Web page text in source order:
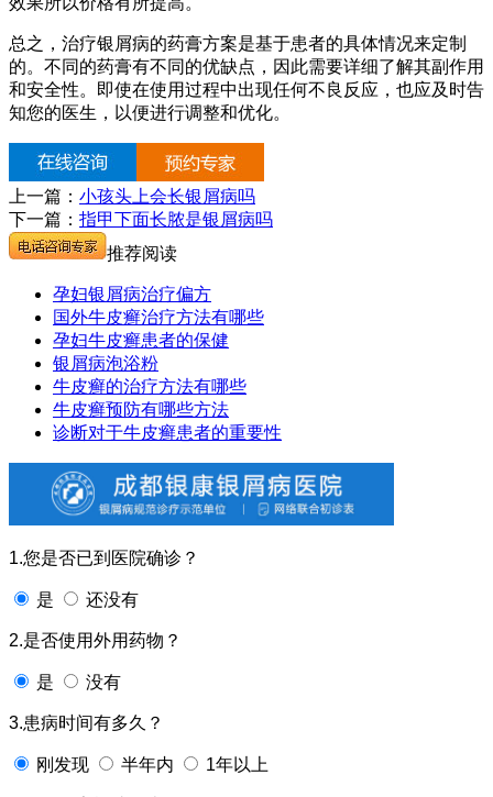
总之，治疗银屑病的药膏方案是基于患者的具体情况来定制
的。不同的药膏有不同的优缺点，因此需要详细了解其副作用
和安全性。即使在使用过程中出现任何不良反应，也应及时告
知您的医生，以便进行调整和优化。
上一篇： 小孩头上会长银屑病吗
下一篇： 指甲下面长脓是银屑病吗
推荐阅读
孕妇银屑病治疗偏方
国外牛皮癣治疗方法有哪些
孕妇牛皮癣患者的保健
银屑病泡浴粉
牛皮癣的治疗方法有哪些
牛皮癣预防有哪些方法
诊断对于牛皮癣患者的重要性
1.您是否已到医院确诊？
是 还没有
2.是否使用外用药物？
是 没有
3.患病时间有多久？
刚发现 半年内 1年以上